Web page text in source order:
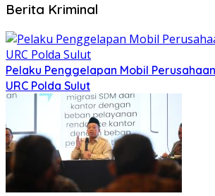
Berita Kriminal
​Pelaku Penggelapan Mobil
URC Polda Sulut